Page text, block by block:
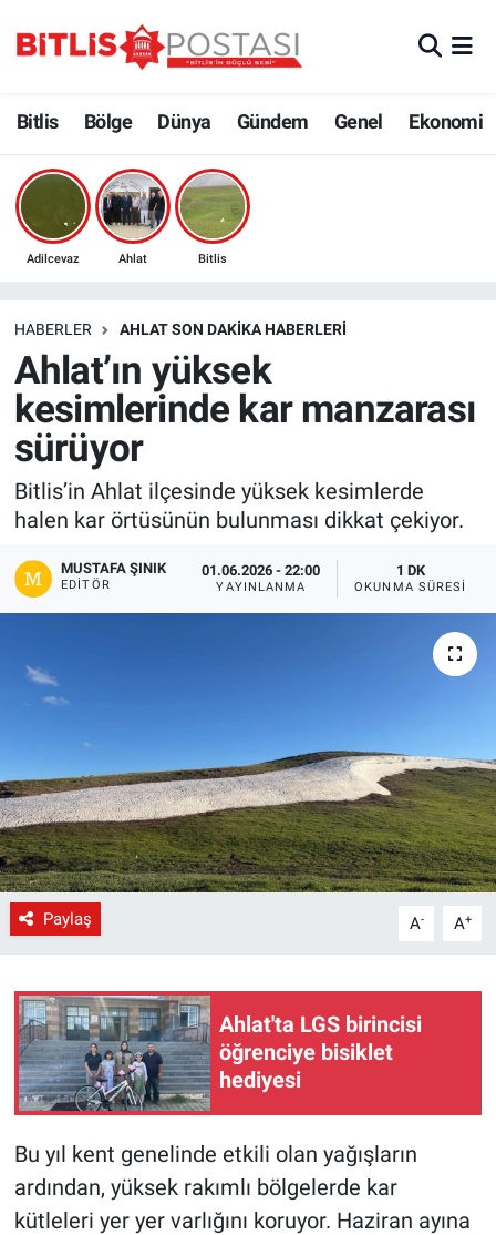
Bitlis Bölge Dünya Gündem Genel Ekonomi
Adilcevaz Ahlat Bitlis
HABERLER AHLAT SON DAKIKA HABERLERI
Ahlat’ın yüksek
kesimlerinde kar manzarası
sürüyor
Bitlis’in Ahlat ilçesinde yüksek kesimlerde
halen kar örtüsünün bulunması dikkat çekiyor.
MUSTAFA ŞINIK
EDITÖR
01.06.2026 - 22:00
YAYINLANMA
1 DK
OKUNMA SÜRESI
Paylaş A- A+
Ahlat'ta LGS birincisi
öğrenciye bisiklet
hediyesi
Bu yıl kent genelinde etkili olan yağışların
ardından, yüksek rakımlı bölgelerde kar
kütleleri yer yer varlığını koruyor. Haziran ayına
Bölge
Çevre
Eğitim
Ekonomi
Genel
Kültür-Sanat
Politika
Sağlık
Siyaset
Spor
Yerel
Bitlis Trafik Yoğunluk Haritası
Süper Lig Puan Durumu ve Fikstür
Son Dakika Haberleri
Haber Arşivi